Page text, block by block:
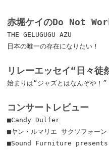
赤堀ケイのDo Not
THE GELUGUGU AZU
日本の唯一の存在になりたい！
リレーエッセイ“日々徒
始まりは“ジャズとはなんぞや！”
コンサートレビュー
■Candy Dulfer
■ヤン・ルマリエ サクソフォー
■Sound Furniture